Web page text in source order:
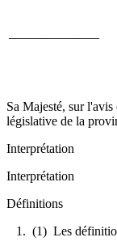
Sa Majesté, sur
législative de la
Interprétation
Interprétation
Définitions
1. (1) Les